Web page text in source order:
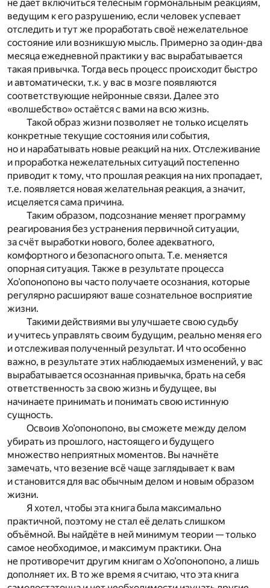
не даёт включиться телесным гормональным реакциям,
ведущим к его разрушению, если человек успевает
отследить и тут же проработать своё нежелательное
состояние или возникшую мысль. Примерно за один-два
месяца ежедневной практики у вас вырабатывается
такая привычка. Тогда весь процесс происходит быстро
и автоматически, т.к. у вас в мозге появляются
соответствующие нейронные связи. Далее это
«волшебство» остаётся с вами на всю жизнь.
Такой образ жизни позволяет не только исцелять
конкретные текущие состояния или события,
но и нарабатывать новые реакций на них. Отслеживание
и проработка нежелательных ситуаций постепенно
приводит к тому, что прошлая реакция на них пропадает,
т.е. появляется новая желательная реакция, а значит,
исцеляется сама причина.
Таким образом, подсознание меняет программу
реагирования без устранения первичной ситуации,
за счёт выработки нового, более адекватного,
комфортного и безопасного опыта. Т.е. меняется
опорная ситуация. Также в результате процесса
Хо’опонопоно вы часто получаете осознания, которые
регулярно расширяют ваше сознательное восприятие
жизни.
Такими действиями вы улучшаете свою судьбу
и учитесь управлять своим будущим, реально меняя его
и отслеживая полученный результат. И что особенно
важно, в результате этих наблюдаемых изменений, у вас
вырабатывается осознанная привычка, брать на себя
ответственность за свою жизнь и будущее, вы
начинаете принимать и понимать свою истинную
сущность.
Освоив Хо’опонопоно, вы сможете между делом
убирать из прошлого, настоящего и будущего
множество неприятных моментов. Вы начнёте
замечать, что везение всё чаще заглядывает к вам
и становится для вас обычным делом и новым образом
жизни.
Я хотел, чтобы эта книга была максимально
практичной, поэтому не стал её делать слишком
объёмной. Вы найдёте в ней минимум теории — только
самое необходимое, и максимум практики. Она
не противоречит другим книгам о Хо’опонопоно, а лишь
дополняет их. В то же время я считаю, что эта книга